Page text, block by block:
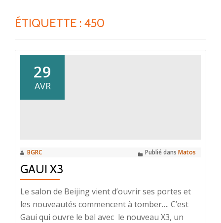
ÉTIQUETTE : 450
29
AVR
BGRC Publié dans Matos
GAUI X3
Le salon de Beijing vient d’ouvrir ses portes et
les nouveautés commencent à tomber…. C’est
Gaui qui ouvre le bal avec le nouveau X3, un